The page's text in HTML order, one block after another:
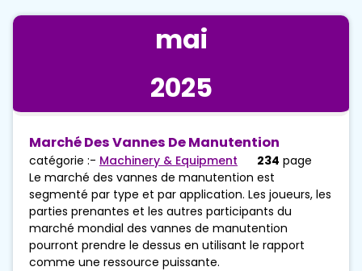
mai
2025
Marché Des Vannes De Manutention
catégorie :- Machinery & Equipment 234 page
Le marché des vannes de manutention est
segmenté par type et par application. Les joueurs, les
parties prenantes et les autres participants du
marché mondial des vannes de manutention
pourront prendre le dessus en utilisant le rapport
comme une ressource puissante.